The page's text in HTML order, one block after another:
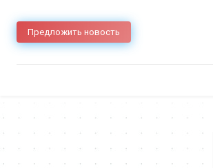
Предложить новость